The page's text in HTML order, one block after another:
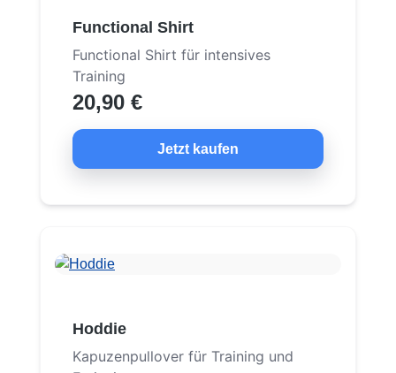
Functional Shirt
Functional Shirt für intensives
Training
20,90 €
Jetzt kaufen
Hoddie
Kapuzenpullover für Training und